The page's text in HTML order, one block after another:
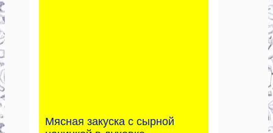
Мясная закуска с сырной